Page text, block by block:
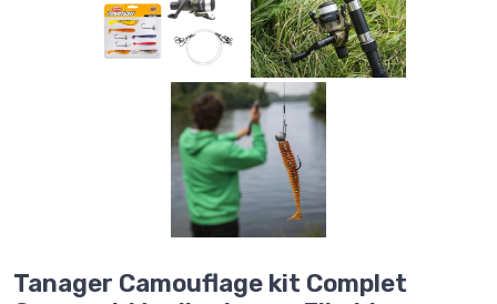
Tanager Camouflage kit Complet